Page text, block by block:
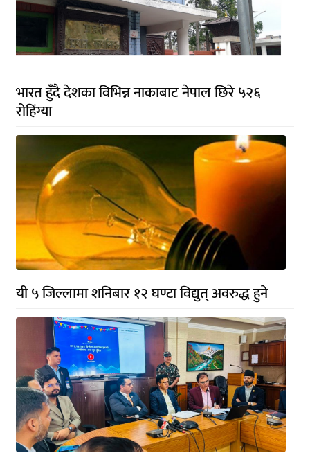
भारत हुँदै देशका विभिन्न नाकाबाट नेपाल छिरे ५२६
रोहिंग्या
यी ५ जिल्लामा शनिबार १२ घण्टा विद्युत् अवरुद्ध हुने